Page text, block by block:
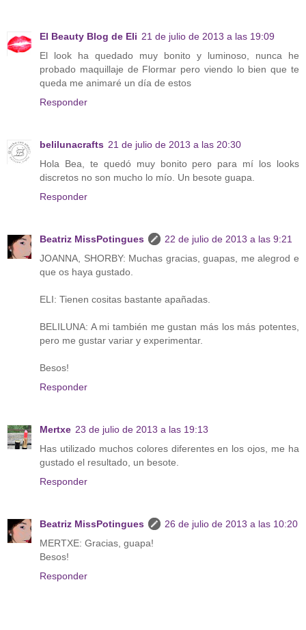
El Beauty Blog de Eli 21 de julio de 2013 a las 19:09
El look ha quedado muy bonito y luminoso, nunca he
probado maquillaje de Flormar pero viendo lo bien que te
queda me animaré un día de estos
Responder
belilunacrafts 21 de julio de 2013 a las 20:30
Hola Bea, te quedó muy bonito pero para mí los looks
discretos no son mucho lo mío. Un besote guapa.
Responder
Beatriz MissPotingues
22 de julio de 2013 a las 9:21
JOANNA, SHORBY: Muchas gracias, guapas, me alegrod e
que os haya gustado.
ELI: Tienen cositas bastante apañadas.
BELILUNA: A mi también me gustan más los más potentes,
pero me gustar variar y experimentar.
Besos!
Responder
Mertxe 23 de julio de 2013 a las 19:13
Has utilizado muchos colores diferentes en los ojos, me ha
gustado el resultado, un besote.
Responder
Beatriz MissPotingues
26 de julio de 2013 a las 10:20
MERTXE: Gracias, guapa!
Besos!
Responder